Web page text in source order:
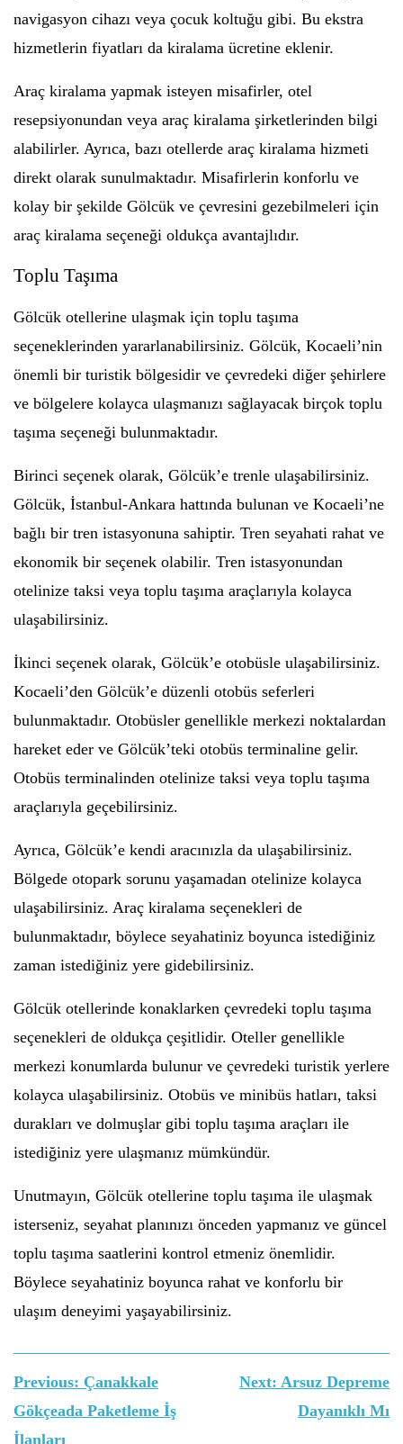
navigasyon cihazı veya çocuk koltuğu gibi. Bu ekstra
hizmetlerin fiyatları da kiralama ücretine eklenir.
Araç kiralama yapmak isteyen misafirler, otel
resepsiyonundan veya araç kiralama şirketlerinden bilgi
alabilirler. Ayrıca, bazı otellerde araç kiralama hizmeti
direkt olarak sunulmaktadır. Misafirlerin konforlu ve
kolay bir şekilde Gölcük ve çevresini gezebilmeleri için
araç kiralama seçeneği oldukça avantajlıdır.
Toplu Taşıma
Gölcük otellerine ulaşmak için toplu taşıma
seçeneklerinden yararlanabilirsiniz. Gölcük, Kocaeli’nin
önemli bir turistik bölgesidir ve çevredeki diğer şehirlere
ve bölgelere kolayca ulaşmanızı sağlayacak birçok toplu
taşıma seçeneği bulunmaktadır.
Birinci seçenek olarak, Gölcük’e trenle ulaşabilirsiniz.
Gölcük, İstanbul-Ankara hattında bulunan ve Kocaeli’ne
bağlı bir tren istasyonuna sahiptir. Tren seyahati rahat ve
ekonomik bir seçenek olabilir. Tren istasyonundan
otelinize taksi veya toplu taşıma araçlarıyla kolayca
ulaşabilirsiniz.
İkinci seçenek olarak, Gölcük’e otobüsle ulaşabilirsiniz.
Kocaeli’den Gölcük’e düzenli otobüs seferleri
bulunmaktadır. Otobüsler genellikle merkezi noktalardan
hareket eder ve Gölcük’teki otobüs terminaline gelir.
Otobüs terminalinden otelinize taksi veya toplu taşıma
araçlarıyla geçebilirsiniz.
Ayrıca, Gölcük’e kendi aracınızla da ulaşabilirsiniz.
Bölgede otopark sorunu yaşamadan otelinize kolayca
ulaşabilirsiniz. Araç kiralama seçenekleri de
bulunmaktadır, böylece seyahatiniz boyunca istediğiniz
zaman istediğiniz yere gidebilirsiniz.
Gölcük otellerinde konaklarken çevredeki toplu taşıma
seçenekleri de oldukça çeşitlidir. Oteller genellikle
merkezi konumlarda bulunur ve çevredeki turistik yerlere
kolayca ulaşabilirsiniz. Otobüs ve minibüs hatları, taksi
durakları ve dolmuşlar gibi toplu taşıma araçları ile
istediğiniz yere ulaşmanız mümkündür.
Unutmayın, Gölcük otellerine toplu taşıma ile ulaşmak
isterseniz, seyahat planınızı önceden yapmanız ve güncel
toplu taşıma saatlerini kontrol etmeniz önemlidir.
Böylece seyahatiniz boyunca rahat ve konforlu bir
ulaşım deneyimi yaşayabilirsiniz.
Yazı
gezinmesi
Previous: Çanakkale
Gökçeada Paketleme İş
İlanları
Next: Arsuz Depreme
Dayanıklı Mı